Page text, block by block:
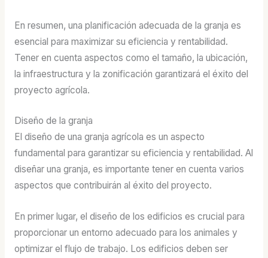
En resumen, una planificación adecuada de la granja es
esencial para maximizar su eficiencia y rentabilidad.
Tener en cuenta aspectos como el tamaño, la ubicación,
la infraestructura y la zonificación garantizará el éxito del
proyecto agrícola.
Diseño de la granja
El diseño de una granja agrícola es un aspecto
fundamental para garantizar su eficiencia y rentabilidad. Al
diseñar una granja, es importante tener en cuenta varios
aspectos que contribuirán al éxito del proyecto.
En primer lugar, el diseño de los edificios es crucial para
proporcionar un entorno adecuado para los animales y
optimizar el flujo de trabajo. Los edificios deben ser